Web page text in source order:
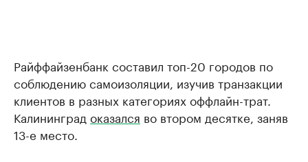
Райффайзенбанк составил топ-20 городов по
соблюдению самоизоляции, изучив транзакции
клиентов в разных категориях оффлайн-трат.
Калининград оказался во втором десятке, заняв
13-е место.